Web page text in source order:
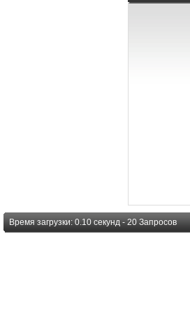
Время загрузки: 0.10 секунд - 20 Запросов